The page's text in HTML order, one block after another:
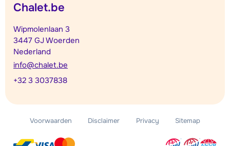
Chalet.be
Wipmolenlaan 3
3447 GJ Woerden
Nederland
info@chalet.be
+32 3 3037838
Voorwaarden Disclaimer Privacy Sitemap